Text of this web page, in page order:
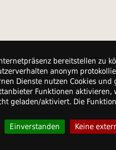
bereitstellen zu
anonym
Dienste nutzen Cookies
Funktionen
geladen/aktiviert. Die
Einverstanden Keine